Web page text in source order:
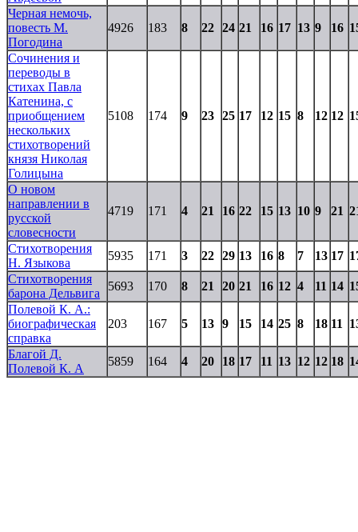
Черная немочь,
повесть М.
Погодина
4926 183 8 22 24 21 16 17 13 9 16
Сочинения и
переводы в
стихах Павла
Катенина, с
приобщением
нескольких
стихотворений
князя Николая
Голицына
5108 174 9 23 25 17 12 15 8 12 12
О новом
направлении в
русской
словесности
4719 171 4 21 16 22 15 13 10 9 21
Стихотворения
Н. Языкова
5935 171 3 22 29 13 16 8 7 13 17
Стихотворения
барона Дельвига
5693 170 8 21 20 21 16 12 4 11 14
Полевой К. А.:
биографическая
справка
203 167 5 13 9 15 14 25 8 18 11
Благой Д.
Полевой К. А
5859 164 4 20 18 17 11 13 12 12 18